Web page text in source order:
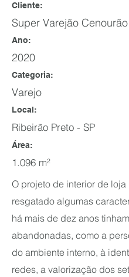
Cliente:
Super Varejão Cenourão
Ano:
2020
Categoria:
Varejo
Local:
Ribeirão Preto - SP
​Área:
1.096 m²
O projeto de interior de loja
resgatado algumas
há mais de dez anos
abandonadas, como a
do ambiente interno, à
redes, a valorização dos